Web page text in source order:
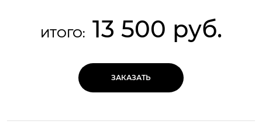
ИТОГО: 13 500 руб.
ЗАКАЗАТЬ